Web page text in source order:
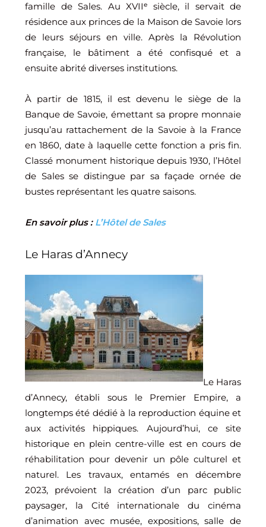
famille de Sales. Au XVIIᵉ siècle, il servait de
résidence aux princes de la Maison de Savoie lors
de leurs séjours en ville. Après la Révolution
française, le bâtiment a été confisqué et a
ensuite abrité diverses institutions.
À partir de 1815, il est devenu le siège de la
Banque de Savoie, émettant sa propre monnaie
jusqu’au rattachement de la Savoie à la France
en 1860, date à laquelle cette fonction a pris fin.
Classé monument historique depuis 1930, l’Hôtel
de Sales se distingue par sa façade ornée de
bustes représentant les quatre saisons.
En savoir plus : L’Hôtel de Sales
Le Haras d’Annecy
Le Haras
d’Annecy, établi sous le Premier Empire, a
longtemps été dédié à la reproduction équine et
aux activités hippiques. Aujourd’hui, ce site
historique en plein centre-ville est en cours de
réhabilitation pour devenir un pôle culturel et
naturel. Les travaux, entamés en décembre
2023, prévoient la création d’un parc public
paysager, la Cité internationale du cinéma
d’animation avec musée, expositions, salle de